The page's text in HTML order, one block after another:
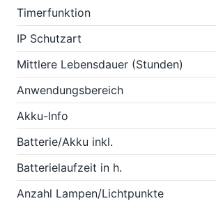
Timerfunktion
IP Schutzart
Mittlere Lebensdauer (Stunden)
Anwendungsbereich
Akku-Info
Batterie/Akku inkl.
Batterielaufzeit in h.
Anzahl Lampen/Lichtpunkte